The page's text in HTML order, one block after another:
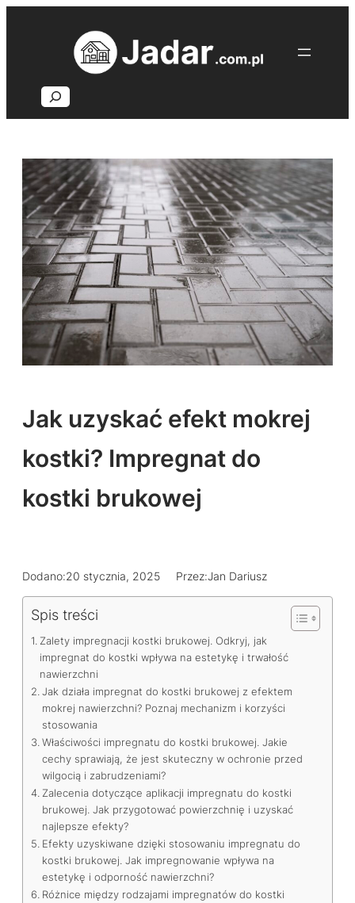
Search
Jak uzyskać efekt mokrej
kostki? Impregnat do
kostki brukowej
Dodano:20 stycznia, 2025 Przez:Jan Dariusz
Spis treści
Zalety impregnacji kostki brukowej. Odkryj, jak
impregnat do kostki wpływa na estetykę i trwałość
nawierzchni
Jak działa impregnat do kostki brukowej z efektem
mokrej nawierzchni? Poznaj mechanizm i korzyści
stosowania
Właściwości impregnatu do kostki brukowej. Jakie
cechy sprawiają, że jest skuteczny w ochronie przed
wilgocią i zabrudzeniami?
Zalecenia dotyczące aplikacji impregnatu do kostki
brukowej. Jak przygotować powierzchnię i uzyskać
najlepsze efekty?
Efekty uzyskiwane dzięki stosowaniu impregnatu do
kostki brukowej. Jak impregnowanie wpływa na
estetykę i odporność nawierzchni?
Różnice między rodzajami impregnatów do kostki